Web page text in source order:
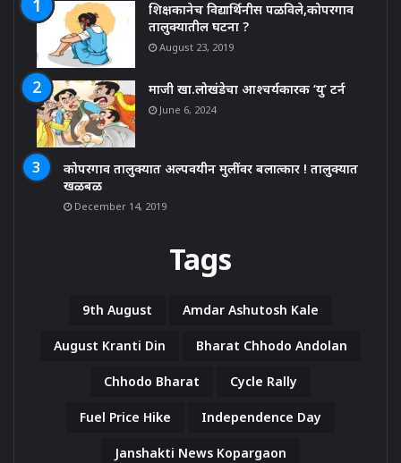
शिक्षकानेच विद्यार्थिनीस पळविले,कोपरगाव
तालुक्यातील घटना ?
August 23, 2019
माजी खा.लोखंडेचा आश्चर्यकारक ‘यु’ टर्न
June 6, 2024
कोपरगाव तालुक्यात अल्पवयीन मुलींवर बलात्कार ! तालुक्यात
खळबळ
December 14, 2019
Tags
9th August Amdar Ashutosh Kale
August Kranti Din Bharat Chhodo Andolan
Chhodo Bharat Cycle Rally
Fuel Price Hike Independence Day
Janshakti News Kopargaon